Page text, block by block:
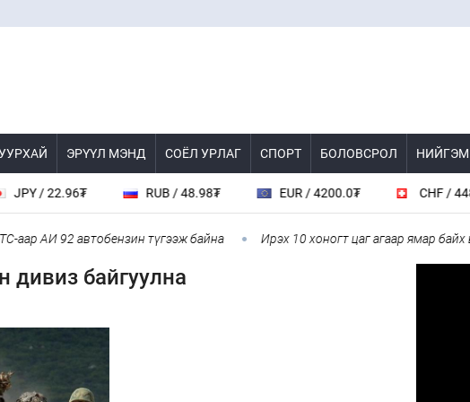
ЭРҮҮЛ МЭНД СОЁЛ УРЛАГ СПОРТ БОЛОВСРОЛ НИЙГЭМ
/ 22.96₮ RUB / 48.98₮ EUR / 4200.0₮ CHF / 4489.0₮
АИ 92 автобензин түгээж байна Ирэх 10 хоногт цаг агаар ямар байх вэ
дивиз байгуулна